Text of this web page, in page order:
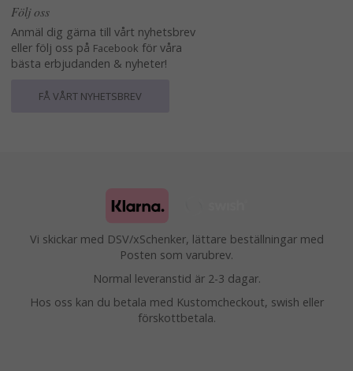
Följ oss
Anmäl dig gärna till vårt nyhetsbrev
eller följ oss på Facebook för våra
bästa erbjudanden & nyheter!
FÅ VÅRT NYHETSBREV
Vi skickar med DSV/xSchenker, lättare beställningar med
Posten som varubrev.
Normal leveranstid är 2-3 dagar.
Hos oss kan du betala med Kustomcheckout, swish eller
förskottbetala.